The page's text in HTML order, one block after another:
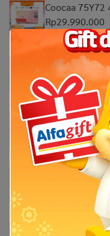
Coocaa 75Y72
Rp29.990.000
Coocaa
Rp16.999.000
Coocaa 55S3U
Rp7.999.000
Coocaa
Rp18.999.000
Coocaa 50Y72